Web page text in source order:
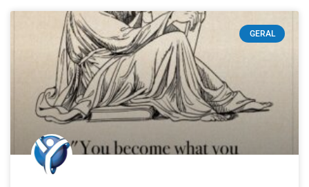
GERAL